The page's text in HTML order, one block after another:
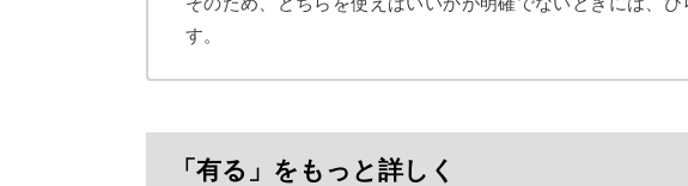
す。
「有る」をもっと詳しく